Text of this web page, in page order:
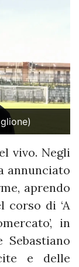
vivo. Negli
annunciato
aprendo
corso di ‘A
in
e delle